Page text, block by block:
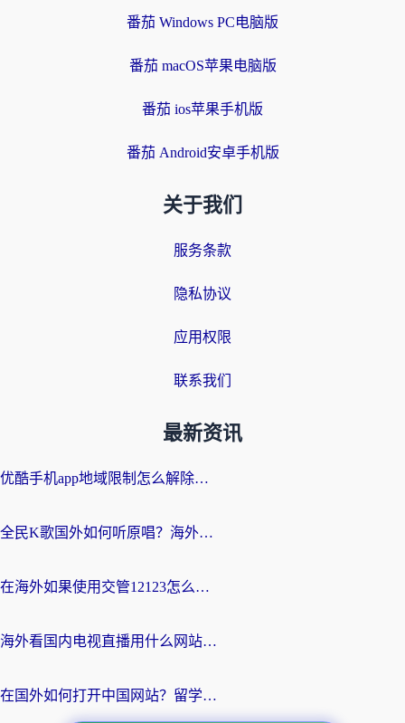
番茄 Windows PC电脑版
番茄 macOS苹果电脑版
番茄 ios苹果手机版
番茄 Android安卓手机版
关于我们
服务条款
隐私协议
应用权限
联系我们
最新资讯
优酷手机app地域限制怎么解除？海外党亲测有效的追剧方案
全民K歌国外如何听原唱？海外党亲测有效的回国加速器选择指南
在海外如果使用交管12123怎么处理？留学生亲测有效的回国加速方案
海外看国内电视直播用什么网站比较好？一篇解决你所有追剧难题的实用指南
在国外如何打开中国网站？留学生与海外华人的无缝访问指南